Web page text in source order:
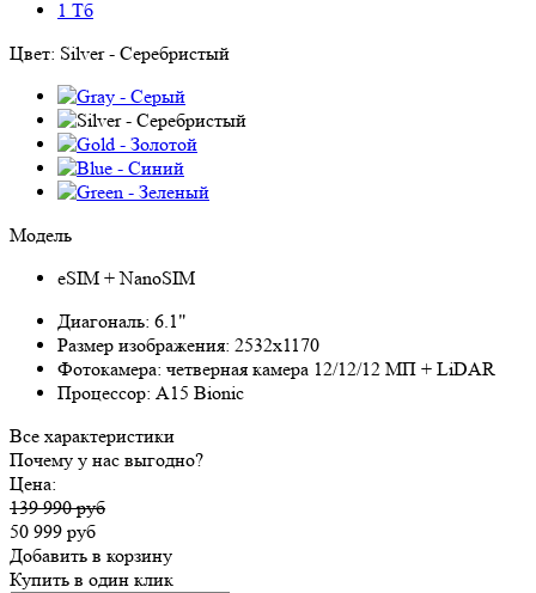
1 Тб
Цвет: Silver - Серебристый
Модель
eSIM + NanoSIM
Диагональ: 6.1"
Размер изображения: 2532x1170
Фотокамера: четверная камера 12/12/12 МП + LiDAR
Процессор: A15 Bionic
Все характеристики
Почему у нас выгодно?
Цена:
139 990 руб
50 999 руб
Добавить в корзину
Купить в один клик